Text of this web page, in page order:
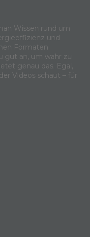
Wissen rund um
und
Formaten
gut an, um wahr zu
genau das. Egal,
Videos schaut – für